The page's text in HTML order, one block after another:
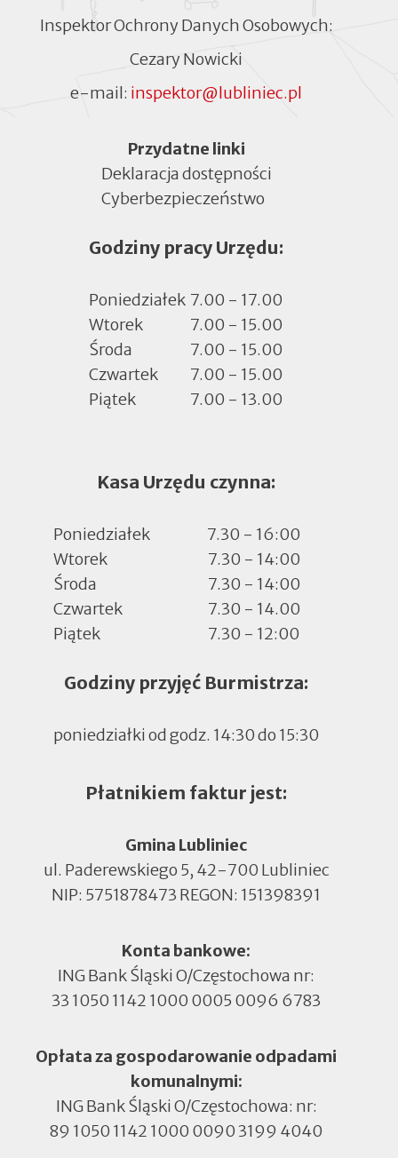
Inspektor Ochrony Danych Osobowych:
Cezary Nowicki
e-mail: inspektor@lubliniec.pl
MenuPrzydatne linki
Deklaracja dostępności
Cyberbezpieczeństwo
w
zakładce
Godziny pracy Urzędu:
Poniedziałek 7.00 - 17.00
Wtorek
7.00 - 15.00
Środa
7.00 - 15.00
Czwartek
7.00 - 15.00
Piątek
7.00 - 13.00
Kasa Urzędu czynna:
Poniedziałek
7.30 - 16:00
Wtorek
7.30 - 14:00
Środa
7.30 - 14:00
Czwartek
7.30 - 14.00
Piątek
7.30 - 12:00
Godziny przyjęć Burmistrza:
poniedziałki od godz. 14:30 do 15:30
Płatnikiem faktur jest:
Gmina Lubliniec
ul. Paderewskiego 5, 42-700 Lubliniec
NIP: 5751878473 REGON: 151398391
Konta bankowe:
ING Bank Śląski O/Częstochowa nr:
33 1050 1142 1000 0005 0096 6783
Opłata za gospodarowanie odpadami
komunalnymi:
ING Bank Śląski O/Częstochowa: nr:
89 1050 1142 1000 0090 3199 4040